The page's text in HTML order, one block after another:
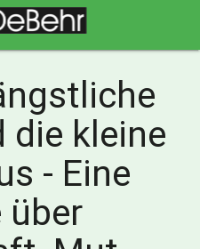
die kleine
- Eine
über